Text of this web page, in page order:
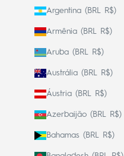
Argentina (BRL R$)
Armênia (BRL R$)
Aruba (BRL R$)
Austrália (BRL R$)
Áustria (BRL R$)
Azerbaijão (BRL R$)
Bahamas (BRL R$)